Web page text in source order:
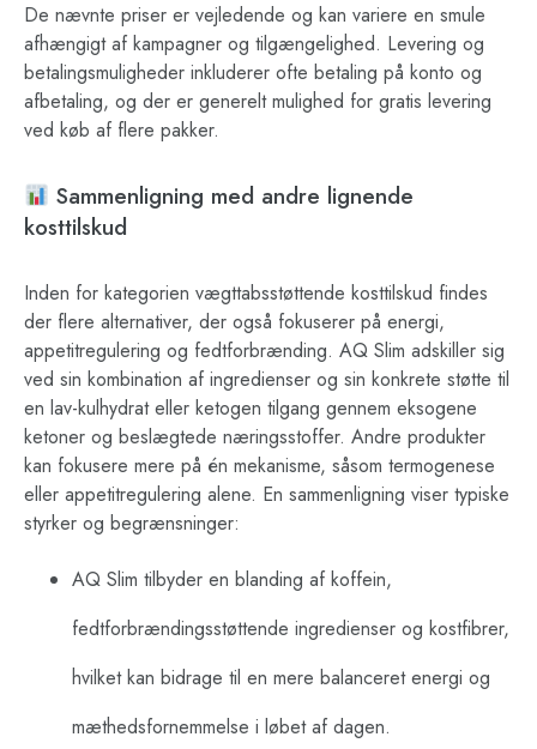
De nævnte priser er vejledende og kan variere en smule
afhængigt af kampagner og tilgængelighed. Levering og
betalingsmuligheder inkluderer ofte betaling på konto og
afbetaling, og der er generelt mulighed for gratis levering
ved køb af flere pakker.
Sammenligning med andre lignende
kosttilskud
Inden for kategorien vægttabsstøttende kosttilskud findes
der flere alternativer, der også fokuserer på energi,
appetitregulering og fedtforbrænding. AQ Slim adskiller sig
ved sin kombination af ingredienser og sin konkrete støtte til
en lav-kulhydrat eller ketogen tilgang gennem eksogene
ketoner og beslægtede næringsstoffer. Andre produkter
kan fokusere mere på én mekanisme, såsom termogenese
eller appetitregulering alene. En sammenligning viser typiske
styrker og begrænsninger:
AQ Slim tilbyder en blanding af koffein,
fedtforbrændingsstøttende ingredienser og kostfibrer,
hvilket kan bidrage til en mere balanceret energi og
mæthedsfornemmelse i løbet af dagen.